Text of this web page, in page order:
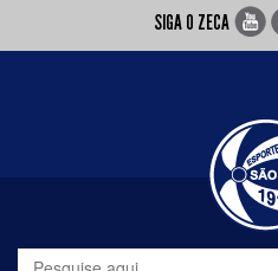
SIGA O ZECA